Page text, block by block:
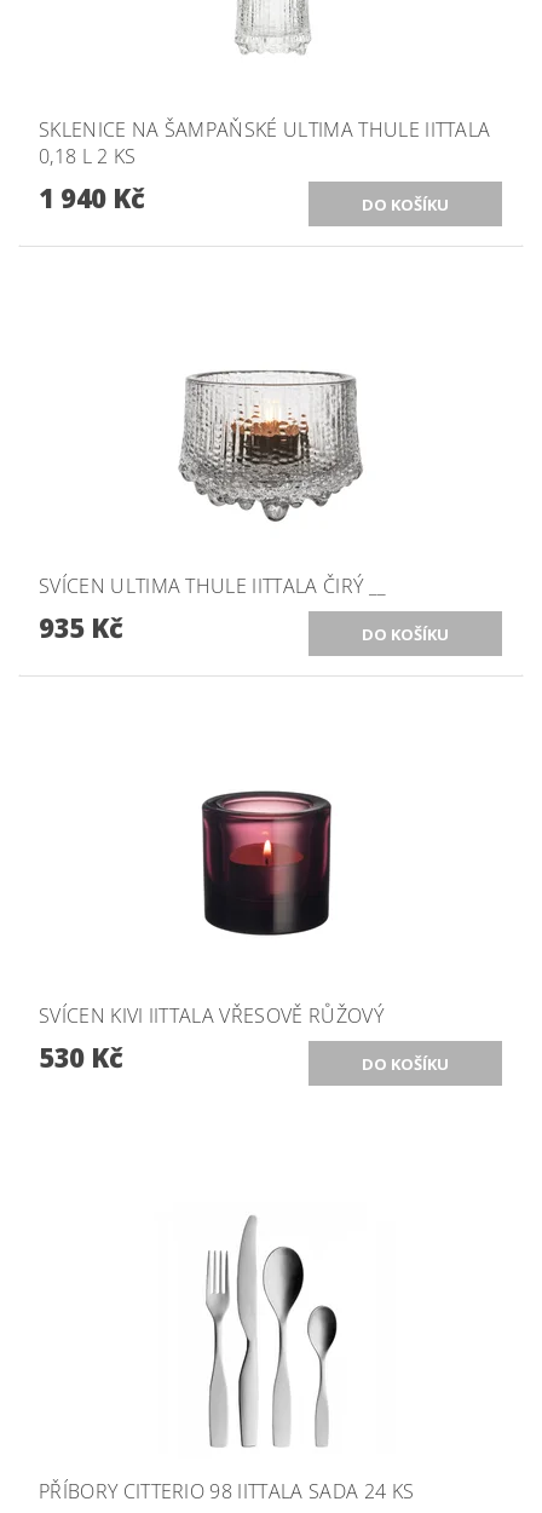
SKLENICE NA ŠAMPAŇSKÉ ULTIMA THULE IITTALA
0,18 L 2 KS
1 940 Kč
SVÍCEN ULTIMA THULE IITTALA ČIRÝ __
935 Kč
SVÍCEN KIVI IITTALA VŘESOVĚ RŮŽOVÝ
530 Kč
PŘÍBORY CITTERIO 98 IITTALA SADA 24 KS